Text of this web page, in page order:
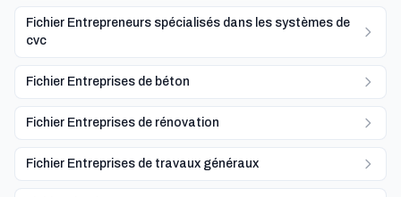
Fichier Entrepreneurs spécialisés dans les systèmes de
cvc
Fichier Entreprises de béton
Fichier Entreprises de rénovation
Fichier Entreprises de travaux généraux